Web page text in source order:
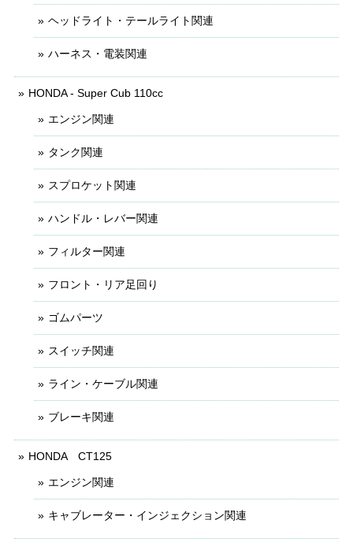
ヘッドライト・テールライト関連
ハーネス・電装関連
HONDA - Super Cub 110cc
エンジン関連
タンク関連
スプロケット関連
ハンドル・レバー関連
フィルター関連
フロント・リア足回り
ゴムパーツ
スイッチ関連
ライン・ケーブル関連
ブレーキ関連
HONDA CT125
エンジン関連
キャブレーター・インジェクション関連